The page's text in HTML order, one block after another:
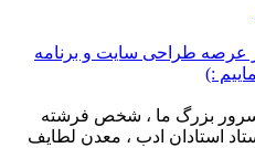
در عرصه طراحی سایت و برنامه
:)
سرور بزرگ ما ، شخص فرشته
استادان ادب ، معدن لطايف